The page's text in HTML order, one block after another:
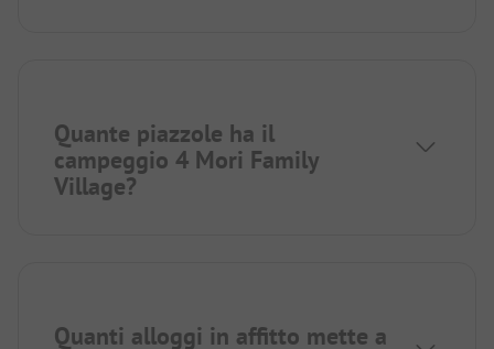
Quante piazzole ha il
campeggio 4 Mori Family
Village?
Quanti alloggi in affitto mette a